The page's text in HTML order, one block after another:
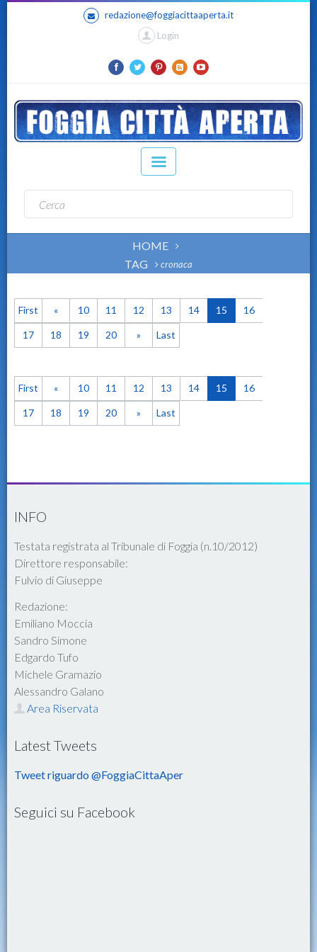
redazione@foggiacittaaperta.it
Login
HOME
TAG
cronaca
First « 10 11 12 13 14 15 16
17 18 19 20 » Last
First « 10 11 12 13 14 15 16
17 18 19 20 » Last
INFO
Testata registrata al Tribunale di Foggia (n.10/2012)
Direttore responsabile:
Fulvio di Giuseppe
Redazione:
Emiliano Moccia
Sandro Simone
Edgardo Tufo
Michele Gramazio
Alessandro Galano
Area Riservata
Latest Tweets
Tweet riguardo @FoggiaCittaAper
Seguici su Facebook